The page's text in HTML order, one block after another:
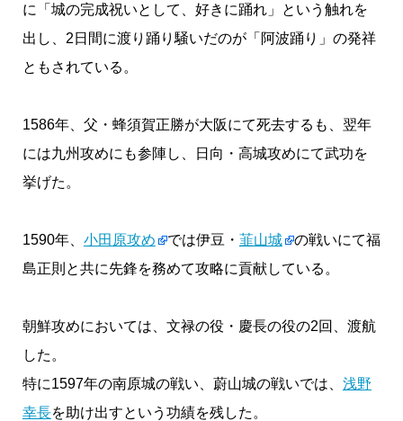
に「城の完成祝いとして、好きに踊れ」という触れを
出し、2日間に渡り踊り騒いだのが「阿波踊り」の発祥
ともされている。
1586年、父・蜂須賀正勝が大阪にて死去するも、翌年
には九州攻めにも参陣し、日向・高城攻めにて武功を
挙げた。
1590年、 小田原攻め では伊豆・ 韮山城
の戦いにて福
島正則と共に先鋒を務めて攻略に貢献している。
朝鮮攻めにおいては、文禄の役・慶長の役の2回、渡航
した。
特に1597年の南原城の戦い、蔚山城の戦いでは、 浅野
幸長を助け出すという功績を残した。